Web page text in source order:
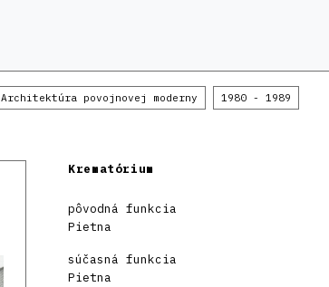
Architektúra povojnovej moderny 1980 - 1989
Krematórium
pôvodná funkcia
Pietna
súčasná funkcia
Pietna